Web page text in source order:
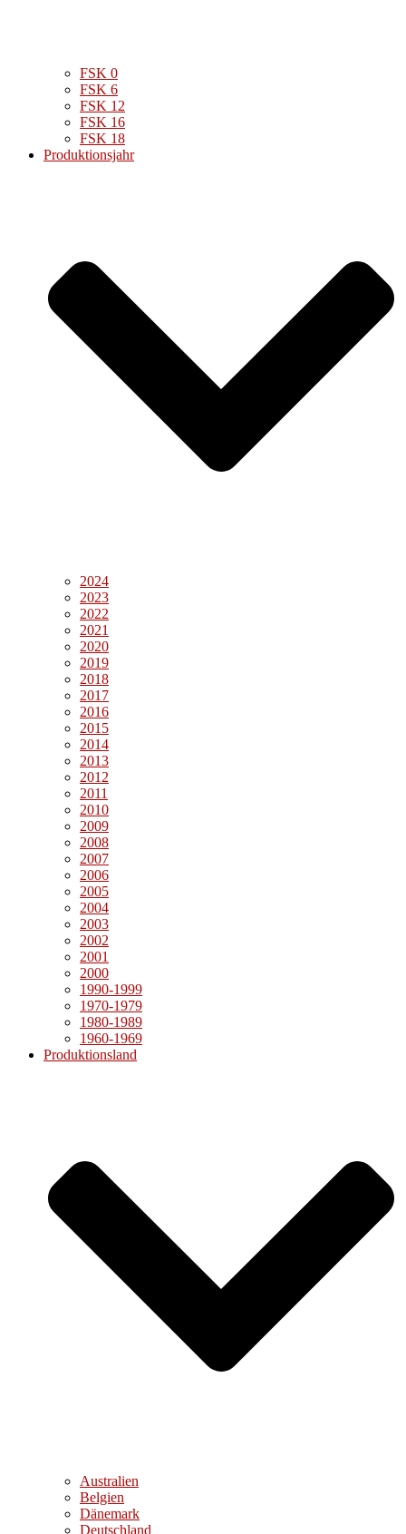
FSK 0
FSK 6
FSK 12
FSK 16
FSK 18
Produktionsjahr
2024
2023
2022
2021
2020
2019
2018
2017
2016
2015
2014
2013
2012
2011
2010
2009
2008
2007
2006
2005
2004
2003
2002
2001
2000
1990-1999
1970-1979
1980-1989
1960-1969
Produktionsland
Australien
Belgien
Dänemark
Deutschland